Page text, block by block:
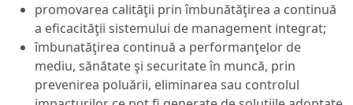
promovarea calităţii prin îmbunătăţirea a continuă
a eficacităţii sistemului de management integrat;
îmbunatăţirea continuă a performanţelor de
mediu, sănătate şi securitate în muncă, prin
prevenirea poluării, eliminarea sau controlul